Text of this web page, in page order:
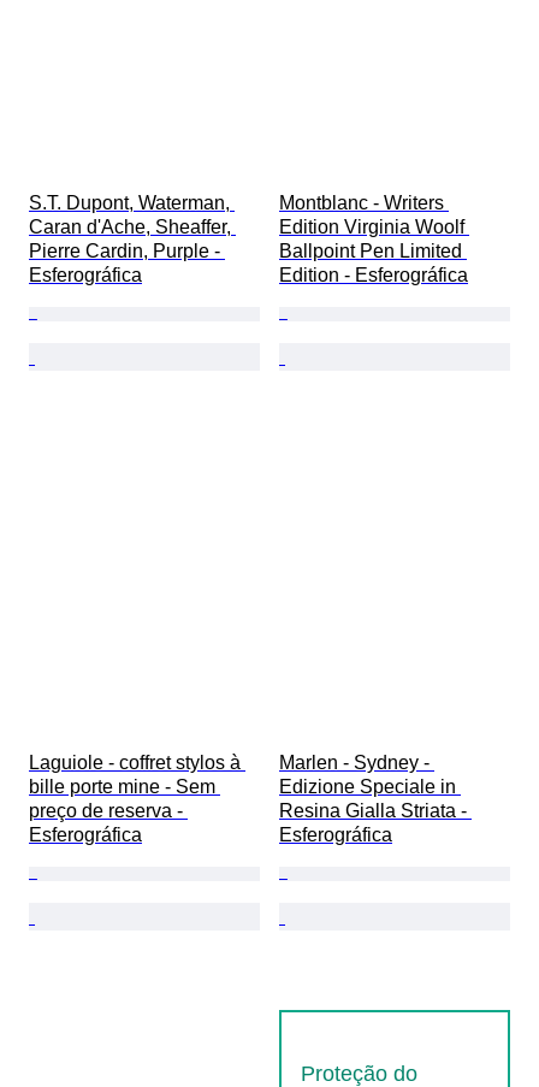
S.T. Dupont, Waterman,
Caran d'Ache, Sheaffer,
Pierre Cardin, Purple -
Esferográfica
Montblanc - Writers
Edition Virginia Woolf
Ballpoint Pen Limited
Edition - Esferográfica
Laguiole - coffret stylos à
bille porte mine - Sem
preço de reserva -
Esferográfica
Marlen - Sydney -
Edizione Speciale in
Resina Gialla Striata -
Esferográfica
Proteção do